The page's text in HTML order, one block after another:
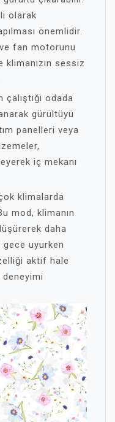
olarak
önemlidir.
fan motorunu
sessiz
çalıştığı odada
gürültüyü
panelleri veya
iç mekanı
klimalarda
mod, klimanın
daha
uyurken
aktif hale